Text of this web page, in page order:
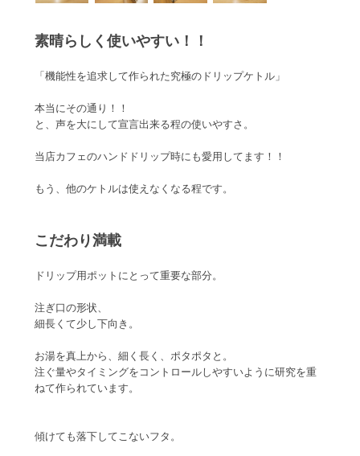
素晴らしく使いやすい！！
「機能性を追求して作られた究極のドリップケトル」
本当にその通り！！
と、声を大にして宣言出来る程の使いやすさ。
当店カフェのハンドドリップ時にも愛用してます！！
もう、他のケトルは使えなくなる程です。
こだわり満載
ドリップ用ポットにとって重要な部分。
注ぎ口の形状、
細長くて少し下向き。
お湯を真上から、細く長く、ポタポタと。
注ぐ量やタイミングをコントロールしやすいように研究を重
ねて作られています。
傾けても落下してこないフタ。